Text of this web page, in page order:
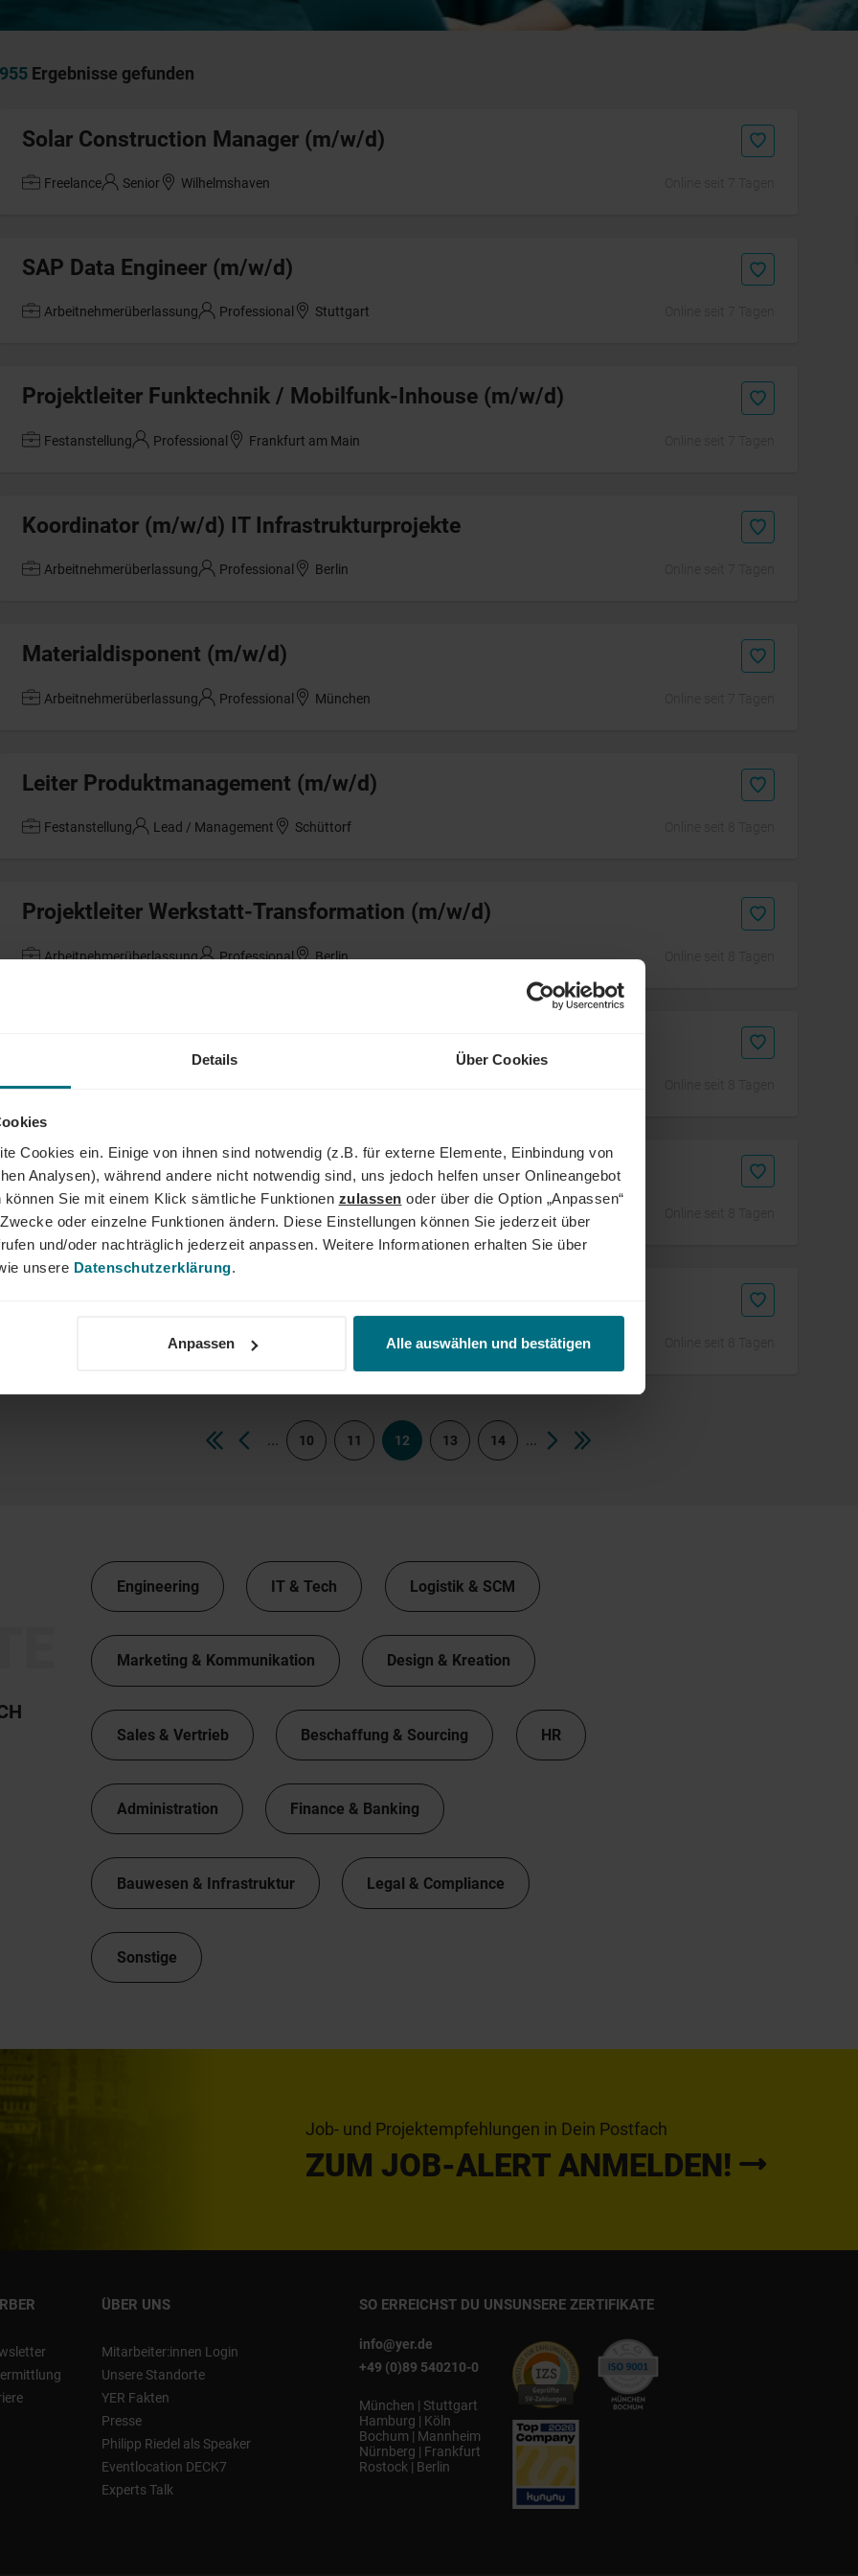
Details Über Cookies
Cookies ein. Einige von ihnen sind notwendig (z.B. für externe Elemente, Einbindung von
Analysen), während andere nicht notwendig sind, uns jedoch helfen unser Onlineangebot
Sie mit einem Klick sämtliche Funktionen zulassen oder über die Option „Anpassen“
oder einzelne Funktionen ändern. Diese Einstellungen können Sie jederzeit über
und/oder nachträglich jederzeit anpassen. Weitere Informationen erhalten Sie über
unsere Datenschutzerklärung.
Anpassen Alle auswählen und bestätigen
955 Ergebnisse gefunden
Solar Construction Manager (m/w/d)
Freelance Senior Wilhelmshaven
SAP Data Engineer (m/w/d)
Arbeitnehmerüberlassung Professional Stuttgart
Projektleiter Funktechnik / Mobilfunk-Inhouse (m/w/d)
Festanstellung Professional Frankfurt am Main
Koordinator (m/w/d) IT Infrastrukturprojekte
Arbeitnehmerüberlassung Professional Berlin
Materialdisponent (m/w/d)
Arbeitnehmerüberlassung Professional München
Leiter Produktmanagement (m/w/d)
Festanstellung Lead / Management Schüttorf
Projektleiter Werkstatt-Transformation (m/w/d)
Arbeitnehmerüberlassung Professional Berlin
Arbeitnehmerüberlassung
Sachbearbeiter Vertrieb (m/w/d)
Festanstellung Professional Hamburg
Arbeitnehmerüberlassung Professional
... 10 11 12 13 14 ...
Engineering IT & Tech Logistik & SCM
Marketing & Kommunikation Design & Kreation
Sales & Vertrieb Beschaffung & Sourcing HR
Administration Finance & Banking
Bauwesen & Infrastruktur Legal & Compliance
Sonstige
Job- und Projektempfehlungen in Dein Postfach
ZUM JOB-ALERT ANMELDEN!
ÜBER UNS
Mitarbeiter:innen Login
Unsere Standorte
YER Fakten
Presse
Philipp Riedel als Speaker
Eventlocation DECK7
Experts Talk
SO ERREICHST DU UNS
info@yer.de
+49 (0)89 540210-0
München | Stuttgart
Hamburg | Köln
Bochum | Mannheim
Nürnberg | Frankfurt
Rostock | Berlin
UNSERE ZERTIFIKATE